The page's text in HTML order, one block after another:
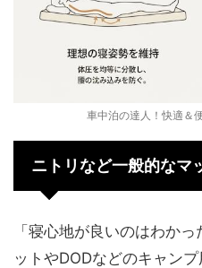
車中泊の達人！快適＆
ニトリなど一般的なマ
「寝心地が良いのはわか
ットやDODなどのキャン